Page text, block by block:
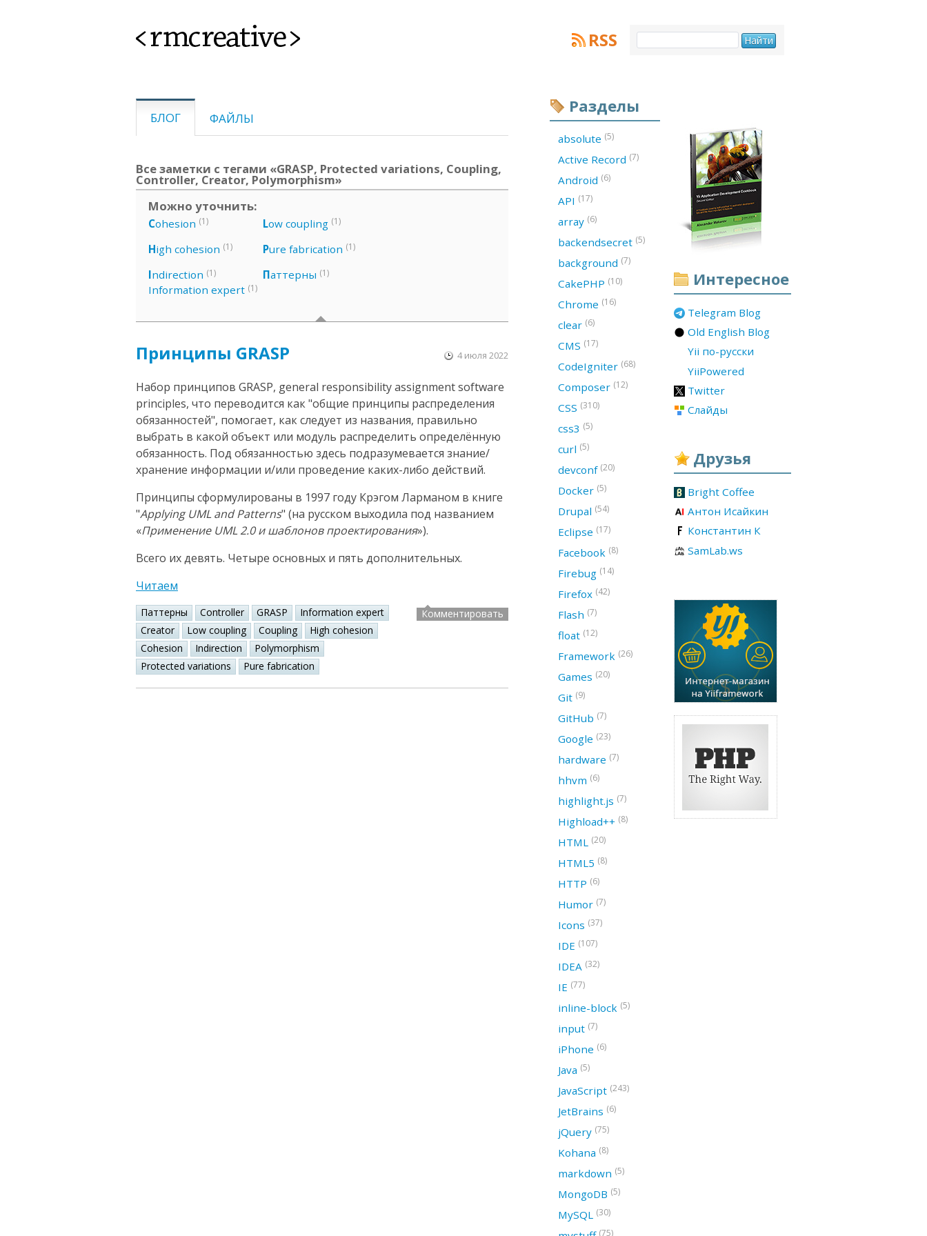
<rmcreative> RSS
БЛОГ ФАЙЛЫ
Все заметки с тегами «GRASP, Protected variations, Coupling,
Controller, Creator, Polymorphism»
Можно уточнить:
Cohesion (1)
High cohesion (1)
Indirection (1)
Information expert (1)
Low coupling (1)
Pure fabrication (1)
Паттерны (1)
Принципы GRASP 4 июля 2022
Набор принципов GRASP, general responsibility assignment software
principles, что переводится как "общие принципы распределения
обязанностей", помогает, как следует из названия, правильно
выбрать в какой объект или модуль распределить определённую
обязанность. Под обязанностью здесь подразумевается знание/
хранение информации и/или проведение каких-либо действий.
Принципы сформулированы в 1997 году Крэгом Ларманом в книге
"Applying UML and Patterns" (на русском выходила под названием
«Применение UML 2.0 и шаблонов проектирования»).
Всего их девять. Четыре основных и пять дополнительных.
Читаем
Паттерны Controller GRASP
Information expert
Creator
Low coupling Coupling
High cohesion
Cohesion
Indirection
Polymorphism
Protected variations
Pure fabrication
Комментировать
Интересное
Telegram Blog
Old English Blog
Yii по-русски
YiiPowered
Twitter
Слайды
Друзья
Bright Coffee
Антон Исайкин
Константин К
SamLab.ws
Разделы
absolute (5)
Active Record (7)
Android (6)
API (17)
array (6)
backendsecret (5)
background (7)
CakePHP (10)
Chrome (16)
clear (6)
CMS (17)
CodeIgniter (68)
Composer (12)
CSS (310)
css3 (5)
curl (5)
devconf (20)
Docker (5)
Drupal (54)
Eclipse (17)
Facebook (8)
Firebug (14)
Firefox (42)
Flash (7)
float (12)
Framework (26)
Games (20)
Git (9)
GitHub (7)
Google (23)
hardware (7)
hhvm (6)
highlight.js (7)
Highload++ (8)
HTML (20)
HTML5 (8)
HTTP (6)
Humor (7)
Icons (37)
IDE (107)
IDEA (32)
IE (77)
inline-block (5)
input (7)
iPhone (6)
Java (5)
JavaScript (243)
JetBrains (6)
jQuery (75)
Kohana (8)
markdown (5)
MongoDB (5)
MySQL (30)
(75)